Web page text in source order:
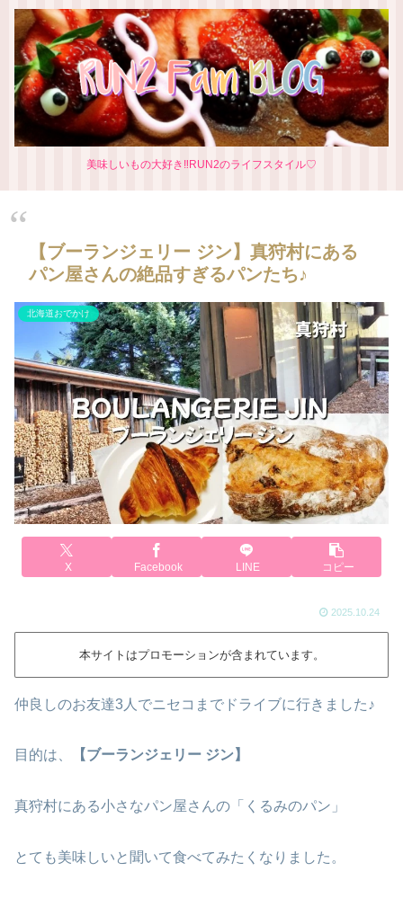
美味しいもの大好き‼RUN2のライフスタイル♡
【ブーランジェリー ジン】真狩村にある
パン屋さんの絶品すぎるパンたち♪
北海道おでかけ
X Facebook LINE コピー
2025.10.24
本サイトはプロモーションが含まれています。
仲良しのお友達3人でニセコまでドライブに行きました♪
目的は、 【ブーランジェリー ジン】
真狩村にある小さなパン屋さんの「くるみのパン」
とても美味しいと聞いて食べてみたくなりました。